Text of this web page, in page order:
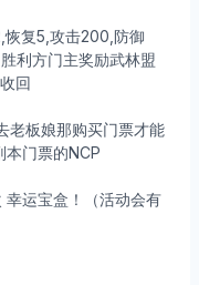
恢复5,攻击200,防御
利方门主奖励武林盟
回
老板娘那购买门票才能
本门票的NCP
幸运宝盒！（活动会有